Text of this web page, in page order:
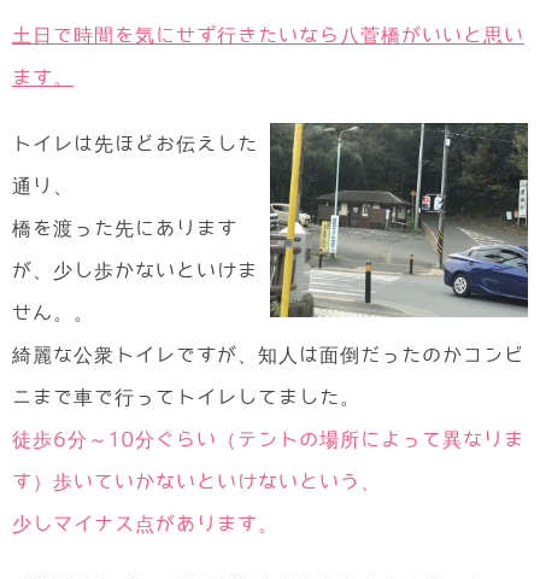
土日で時間を気にせず行きたいなら八菅橋がいいと思い
ます。
トイレは先ほどお伝えした
通り、
橋を渡った先にあります
が、少し歩かないといけま
せん。。
綺麗な公衆トイレですが、知人は面倒だったのかコンビ
ニまで車で行ってトイレしてました。
徒歩6分～10分ぐらい（テントの場所によって異なりま
す）歩いていかないといけないという、
少しマイナス点があります。